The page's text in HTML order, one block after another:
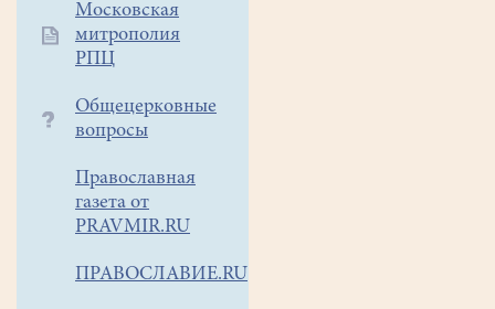
Московская
митрополия
РПЦ
Общецерковные
вопросы
Православная
газета от
PRAVMIR.RU
ПРАВОСЛАВИЕ.RU